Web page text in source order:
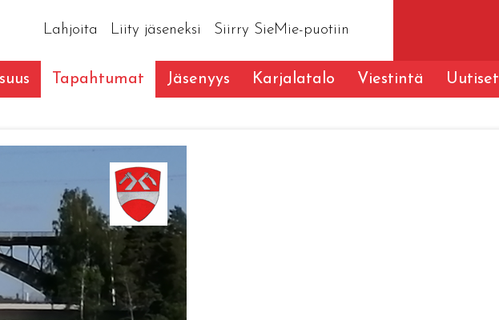
Lahjoita Liity jäseneksi Siirry SieMie-puotiin
Tapahtumat Jäsenyys Karjalatalo Viestintä Uutiset